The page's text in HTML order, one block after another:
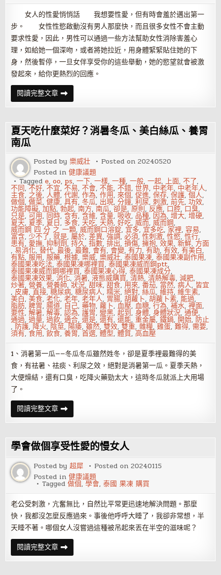
女人的性愛悄悄話 我想要性愛，但有時會羞於邁出第一
步。 女性性慾啟動沒有男人那麼快，而且很多女性不會主動
要求性愛，因此，男性可以通過一些方法幫助女性消除害羞心
理，如給她一個深吻，或者將她拉近，用身體緊緊貼住她的下
身，然後暫停，一旦女伴享受你的這些舉動，她的慾望就會被激
發起來，給你更熱烈的回應。
閱讀完整文章這
些
悄
話，
必
須
光
之
前
說
給
你
聽……
夏天吃什麼菜好？消暑冬瓜、美白絲瓜、養胃
南瓜
Posted by樂威壯 Posted on20240520
Posted in健康議題
Taggede,oo, ps,一下,一樣,一種,一般,一起,上面,不了,
不同,不好,不宜,不易,不會,不能,不錯,世界, 中老年, 中老年人,
主食, 之後,人體,代謝,作為,作用,來個,促進,保存,保護,個人,
做個,做菜,健康,具有,冬瓜, 出現,分鐘,利尿,刺激,前先,功效,
功能障礙,加點,勃起,南方,南瓜,卻是,原則, 反應, 口腔, 口臭,
只是,可用, 同時,含有,含維,含量, 吸收, 品種, 因為,增大,增硬,
夏天, 夏季, 夏日, 多食, 天吃, 天熱,好吃,威而,威而鋼,
威而鋼 四 分 之 一顆,威而鋼口溶錠,宜多,宜多吃, 家裡,容易,
富含,少不了,就是,屬於,差異,強調,必須,性刺激,性慾,性行,
患有, 愛撫,抑制劑,持久,指數,排出,損傷,擁抱,效果,新鮮, 方面
,易消化,替代,最後,最難, 會有, 會變,有力,有助,有效,有美白,
有點,服用,服藥,根據,樂威,樂威壯,泰國果凍,泰國果凍副作用,
泰國果凍吃法,泰國果凍哪裡買,泰國果凍威而鋼ptt,
泰國果凍威而鋼哪裡買,泰國果凍心得,泰國果凍成分,
泰國果凍效果,消化,消暑,液態威購買,清熱,清熱解毒,減肥,
炒著,營養,營養師,狀況,甜味,甜食, 用來,番茄, 當然,病人, 皆宜
,皮膚,直接,糖尿病,糖尿病人,糯米,絕對,絲瓜,維持,維生素,
美白,美食,老化,老年,老年人, 胃腸,胡蘿卜,胡蘿卜素, 能過,
脂肪,脾胃,腸道, 自己,藥物,蘿卜,血壓,血糖,行為,補水,裡面,
要性,解暑,解毒,認為,護胃,變黑,起到,身體,身體狀況,通便,
通過,過量,過飲,適合,還是,還有,還能,重金屬,鐵鍋, 開始, 防止
, 防護, 降火, 陰莖, 陽痿,雖然,雙效,雙重,雜糧,雞蛋,難得, 需要,
須有,食用,飲食,養胃,首選,體型,體質,高血壓
1、消暑第一瓜——冬瓜冬瓜雖然姓冬，卻是夏季裡最難得的美
食，有祛暑、祛痰、利尿之效，絕對是消暑第一瓜。夏季天熱，
大便燥結，還有口臭，吃降火藥勁太大，這時冬瓜就派上大用場
了。
閱讀完整文章夏
天
吃
麼
菜
好？
消
暑
冬
瓜、
美
白
絲
瓜、
養
胃
南
瓜
學會做個享受性愛的慢女人
Posted by超犀 Posted on20240115
Posted in健康議題
Tagged做個,學會,泰國 果凍 購買
老公受刺激，亢奮無比，自然比平常更迅速地解決問題。那麼
快，我都沒怎麼反應過來。事後他呼呼大睡了，我卻非常想，半
天睡不著。哪個女人沒嘗過這種被吊起來丟在半空的滋味呢？
閱讀完整文章學
會
做